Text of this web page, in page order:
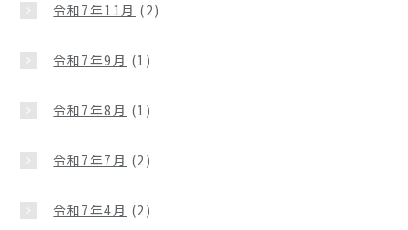
令和7年11月 (2)
令和7年9月 (1)
令和7年8月 (1)
令和7年7月 (2)
令和7年4月 (2)